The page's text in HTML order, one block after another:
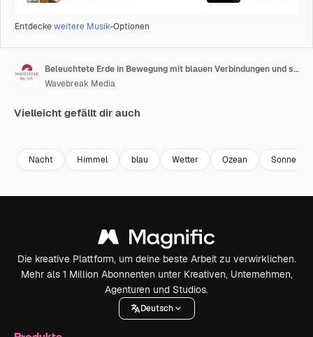
Entdeckeweitere Musik-Optionen
Beleuchtete Erde in Bewegung mit blauen Verbindungen und sich bewegenden Wolken, Erdbild mit freundlicher Genehmigung der Nasa
Wavebreak Media
Vielleicht gefällt dir auch
Nacht Himmel blau Wetter Ozean Sonne
Die kreative Plattform, um deine beste Arbeit zu verwirklichen.
Mehr als 1 Million Abonnenten unter Kreativen, Unternehmen,
Agenturen und Studios.
Deutsch